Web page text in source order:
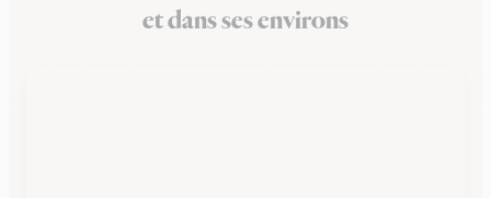
et dans ses environs